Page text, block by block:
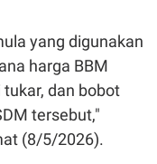
yang digunakan
harga BBM
dan bobot
tersebut,"
(8/5/2026).